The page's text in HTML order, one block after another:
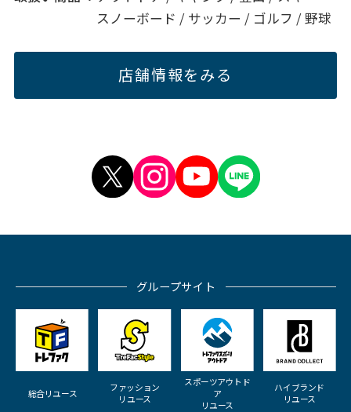
スノーボード / サッカー / ゴルフ / 野球
店舗情報をみる
グループサイト
総合リユース
ファッション
リユース
スポーツアウトド
ア
リユース
ハイブランド
リユース